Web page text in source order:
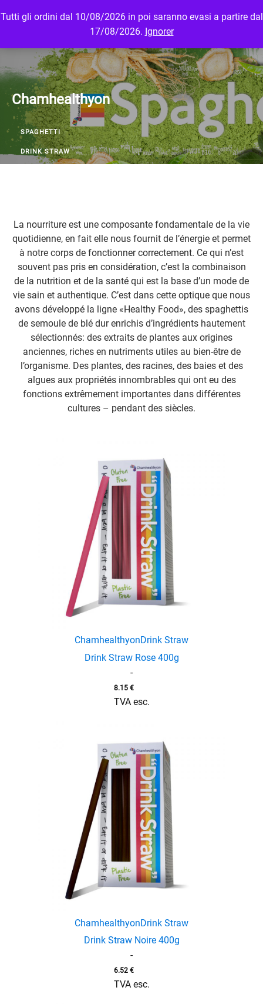
Tutti gli ordini dal 10/08/2026 in poi saranno evasi a partire dal
17/08/2026. Ignorer
MENU LOGIN
Chamhealthyon
SPAGHETTI
DRINK STRAW
La nourriture est une composante fondamentale de la vie
quotidienne, en fait elle nous fournit de l’énergie et permet
à notre corps de fonctionner correctement. Ce qui n’est
souvent pas pris en considération, c’est la combinaison
de la nutrition et de la santé qui est la base d’un mode de
vie sain et authentique. C’est dans cette optique que nous
avons développé la ligne «Healthy Food», des spaghettis
de semoule de blé dur enrichis d’ingrédients hautement
sélectionnés: des extraits de plantes aux origines
anciennes, riches en nutriments utiles au bien-être de
l’organisme. Des plantes, des racines, des baies et des
algues aux propriétés innombrables qui ont eu des
fonctions extrêmement importantes dans différentes
cultures – pendant des siècles.
ChamhealthyonDrink Straw
Drink Straw Rose 400g
-
8.15 €
TVA esc.
ChamhealthyonDrink Straw
Drink Straw Noire 400g
-
6.52 €
TVA esc.